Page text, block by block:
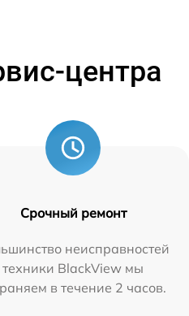
центра
Срочный ремонт
неисправностей
техники BlackView мы
в течение 2 часов.